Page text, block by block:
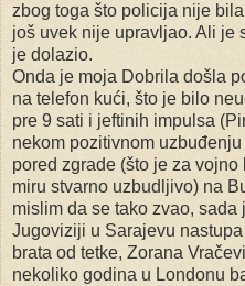
zbog toga što policija nije
još uvek nije upravljao. Ali je
je dolazio.
Onda je moja Dobrila došla
na telefon kući, što je bilo
pre 9 sati i jeftinih impulsa
nekom pozitivnom
pored zgrade (što je za
miru stvarno uzbudljivo) na
mislim da se tako zvao,
Jugoviziji u Sarajevu
brata od tetke, Zorana
nekoliko godina u Londonu